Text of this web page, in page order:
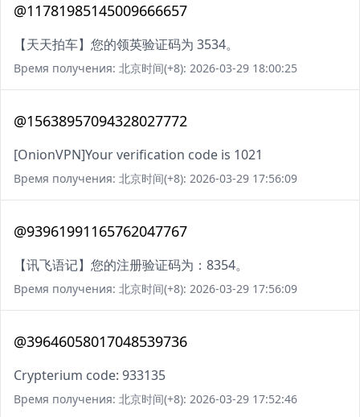
@11781985145009666657
【天天拍车】您的领英验证码为 3534。
Время получения: 北京时间(+8): 2026-03-29 18:00:25
@15638957094328027772
[OnionVPN]Your verification code is 1021
Время получения: 北京时间(+8): 2026-03-29 17:56:09
@93961991165762047767
【讯飞语记】您的注册验证码为：8354。
Время получения: 北京时间(+8): 2026-03-29 17:56:09
@39646058017048539736
Crypterium code: 933135
Время получения: 北京时间(+8): 2026-03-29 17:52:46